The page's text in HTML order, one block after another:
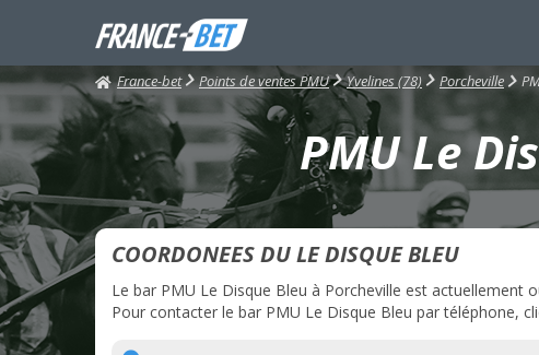
France-bet Points de ventes PMU Yvelines (78) Porcheville
PMU Le
COORDONEES DU LE DISQUE BLEU
Le bar PMU Le Disque Bleu à Porcheville est actuellement
Pour contacter le bar PMU Le Disque Bleu par téléphone,